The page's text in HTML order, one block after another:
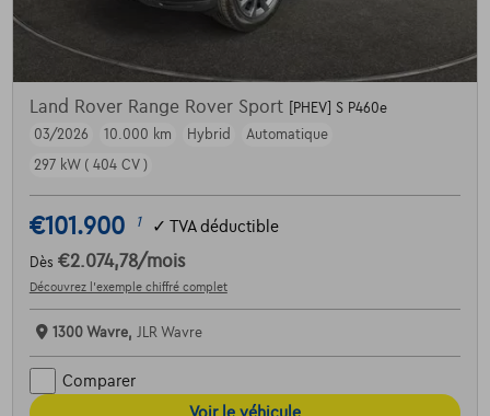
Land Rover Range Rover Sport
[PHEV] S P460e
03/2026
10.000 km Hybrid
Automatique
297 kW ( 404 CV )
€101.900 1 ✓ TVA déductible
Dès €2.074,78/mois
Découvrez l’exemple chiffré complet
1300 Wavre, JLR Wavre
Comparer